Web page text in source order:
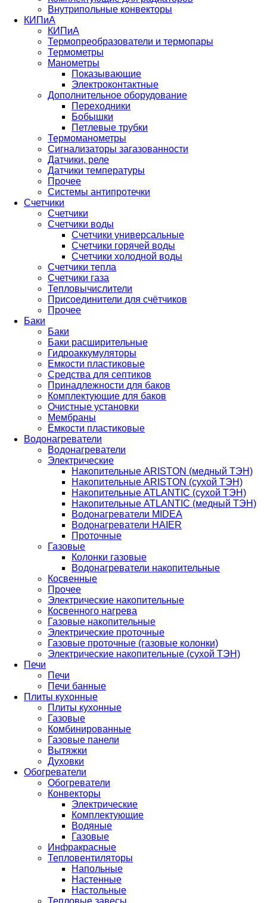
Внутрипольные конвекторы
КИПиА
КИПиА
Термопреобразователи и термопары
Термометры
Манометры
Показывающие
Электроконтактные
Дополнительное оборудование
Переходники
Бобышки
Петлевые трубки
Термоманометры
Сигнализаторы загазованности
Датчики, реле
Датчики температуры
Прочее
Системы антипротечки
Счетчики
Счетчики
Счетчики воды
Счетчики универсальные
Счетчики горячей воды
Счетчики холодной воды
Счетчики тепла
Счетчики газа
Тепловычислители
Присоединители для счётчиков
Прочее
Баки
Баки
Баки расширительные
Гидроаккумуляторы
Емкости пластиковые
Средства для септиков
Принадлежности для баков
Комплектующие для баков
Очистные установки
Мембраны
Ёмкости пластиковые
Водонагреватели
Водонагреватели
Электрические
Накопительные ARISTON (медный ТЭН)
Накопительные ARISTON (сухой ТЭН)
Накопительные ATLANTIC (сухой ТЭН)
Накопительные ATLANTIC (медный ТЭН)
Водонагреватели MIDEA
Водонагреватели HAIER
Проточные
Газовые
Колонки газовые
Водонагреватели накопительные
Косвенные
Прочее
Электрические накопительные
Косвенного нагрева
Газовые накопительные
Электрические проточные
Газовые проточные (газовые колонки)
Электрические накопительные (сухой ТЭН)
Печи
Печи
Печи банные
Плиты кухонные
Плиты кухонные
Газовые
Комбинированные
Газовые панели
Вытяжки
Духовки
Обогреватели
Обогреватели
Конвекторы
Электрические
Комплектующие
Водяные
Газовые
Инфракрасные
Тепловентиляторы
Напольные
Настенные
Настольные